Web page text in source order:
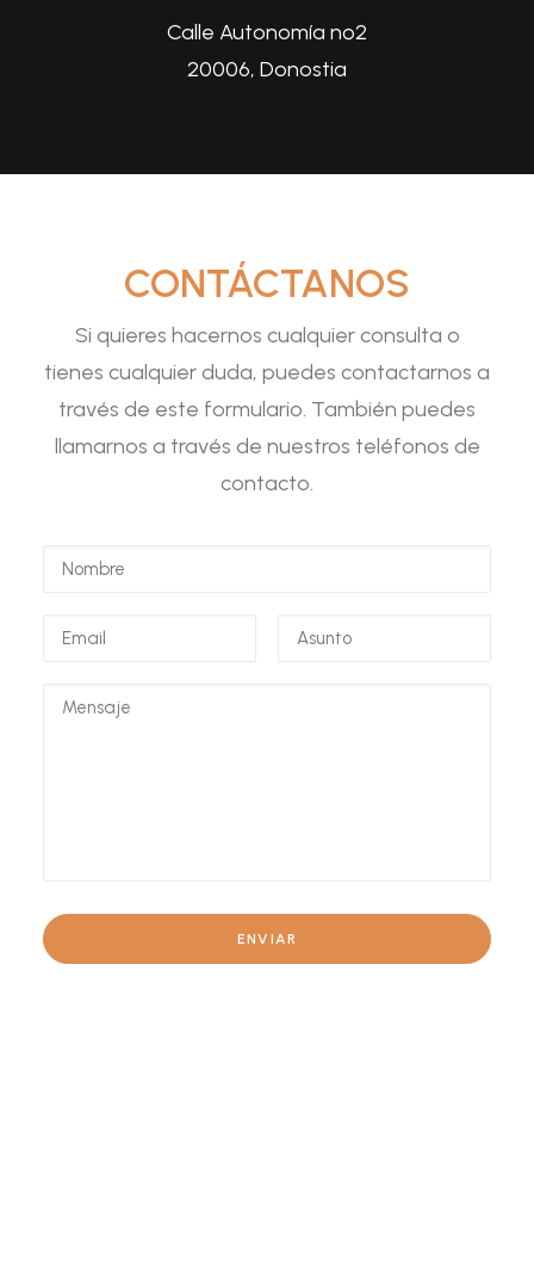
Calle Autonomía nº2
20006, Donostia
CONTÁCTANOS
Si quieres hacernos cualquier consulta o
tienes cualquier duda, puedes contactarnos a
través de este formulario. También puedes
llamarnos a través de nuestros teléfonos de
contacto.